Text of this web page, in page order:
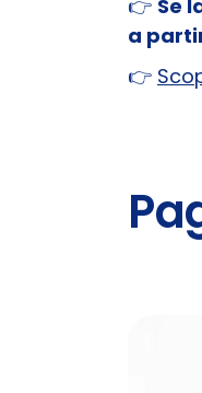
👉 Se
a
👉